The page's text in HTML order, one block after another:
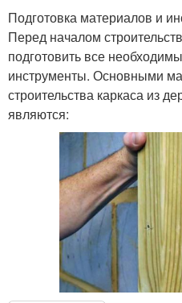
Подготовка материалов и
Перед началом
подготовить все
инструменты. Основными
строительства каркаса из
являются: